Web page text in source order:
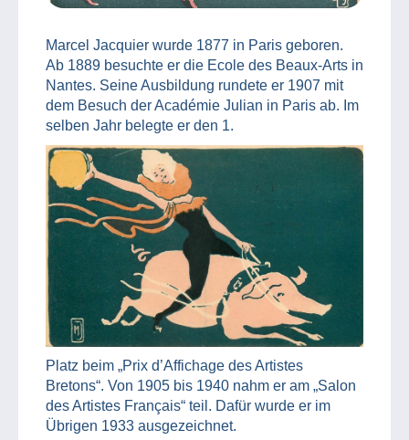
Marcel Jacquier wurde 1877 in Paris geboren.
Ab 1889 besuchte er die Ecole des Beaux-Arts in
Nantes. Seine Ausbildung rundete er 1907 mit
dem Besuch der Académie Julian in Paris ab. Im
selben Jahr belegte er den 1.
Platz beim „Prix d’Affichage des Artistes
Bretons“. Von 1905 bis 1940 nahm er am „Salon
des Artistes Français“ teil. Dafür wurde er im
Übrigen 1933 ausgezeichnet.